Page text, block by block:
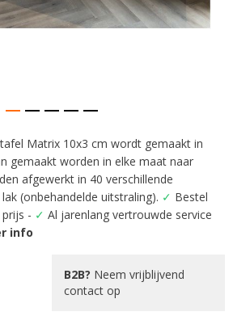
Matrix 10x3 cm wordt gemaakt in
gemaakt worden in elke maat naar
afgewerkt in 40 verschillende
(onbehandelde uitstraling). ✓ Bestel
- ✓ Al jarenlang vertrouwde service
info
B2B? Neem vrijblijvend
contact op